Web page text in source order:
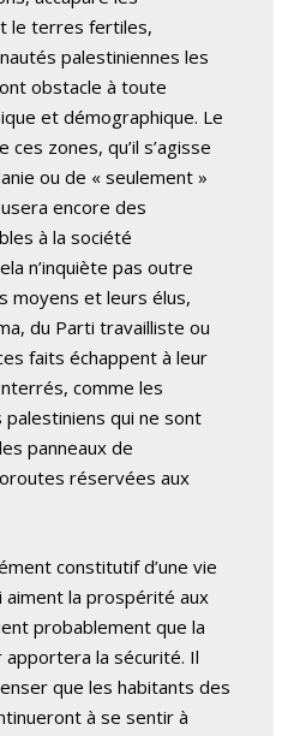
le terres fertiles,
palestiniennes les
obstacle à toute
et démographique. Le
zones, qu’il s’agisse
ou de « seulement »
encore des
à la société
n’inquiète pas outre
moyens et leurs élus,
du Parti travailliste ou
faits échappent à leur
comme les
palestiniens qui ne sont
panneaux de
réservées aux
constitutif d’une vie
aiment la prospérité aux
probablement que la
apportera la sécurité. Il
que les habitants des
à se sentir à